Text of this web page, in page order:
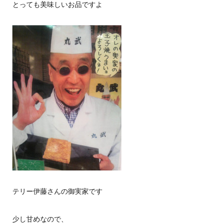
とっても美味しいお品ですよ
テリー伊藤さんの御実家です
少し甘めなので、